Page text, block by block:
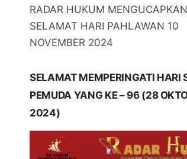
RADAR HUKUM MENGUCAPKAN
SELAMAT HARI PAHLAWAN 10
NOVEMBER 2024
SELAMAT MEMPERINGATI HARI
PEMUDA YANG KE – 96 (28
2024)